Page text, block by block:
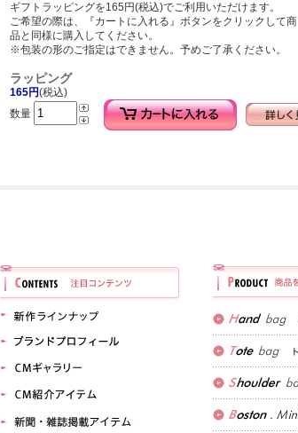
ギフトラッピングを165円(税込)でご利用いただけます。
ご希望の際は、『カートに入れる』ボタンをクリックして商
品と同様に購入してください。
※包装の形のご指定はできません。予めご了承ください。
ラッピング
165円(税込)
数量